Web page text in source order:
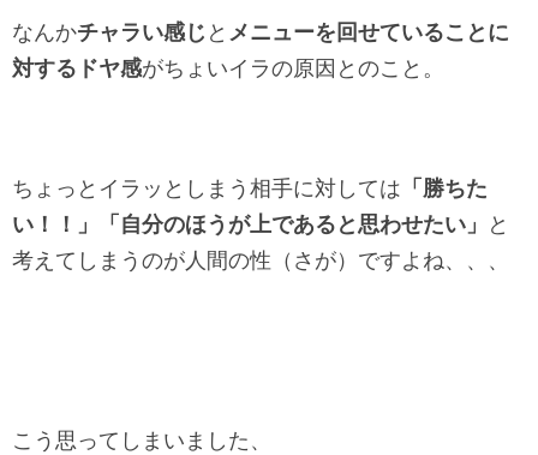
なんかチャラい感じ と メニューを回せていることに
対するドヤ感がちょいイラの原因とのこと。
ちょっとイラッとしまう相手に対しては 「勝ちた
い！！」「自分のほうが上であると思わせたい」
と
考えてしまうのが人間の性（さが）ですよね、、、
こう思ってしまいました、